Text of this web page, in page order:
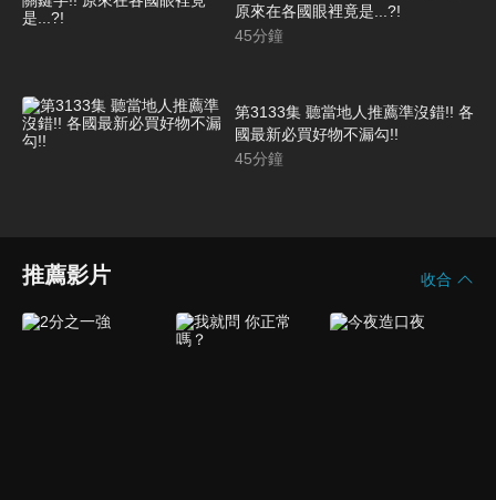
原來在各國眼裡竟是...?!
45分鐘
第3133集 聽當地人推薦準沒錯!! 各
國最新必買好物不漏勾!!
45分鐘
推薦影片 收合